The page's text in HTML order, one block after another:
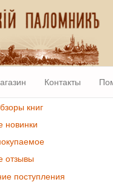
Контакты
книг
новинки
отзывы
поступления